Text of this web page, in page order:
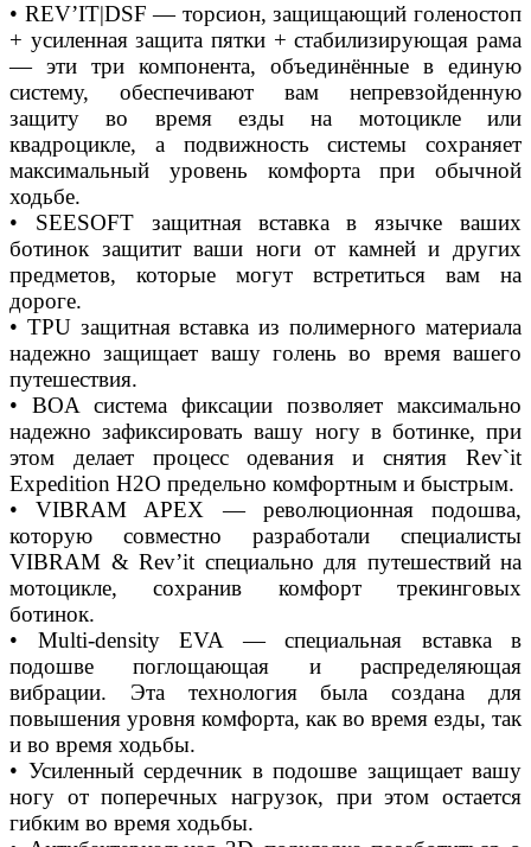
• REV’IT|DSF — торсион, защищающий голеностоп
+ усиленная защита пятки + стабилизирующая рама
— эти три компонента, объединённые в единую
систему, обеспечивают вам непревзойденную
защиту во время езды на мотоцикле или
квадроцикле, а подвижность системы сохраняет
максимальный уровень комфорта при обычной
ходьбе.
• SEESOFT защитная вставка в язычке ваших
ботинок защитит ваши ноги от камней и других
предметов, которые могут встретиться вам на
дороге.
• TPU защитная вставка из полимерного материала
надежно защищает вашу голень во время вашего
путешествия.
• BOA система фиксации позволяет максимально
надежно зафиксировать вашу ногу в ботинке, при
этом делает процесс одевания и снятия Rev`it
Expedition H2O предельно комфортным и быстрым.
• VIBRAM APEX — революционная подошва,
которую совместно разработали специалисты
VIBRAM & Rev’it специально для путешествий на
мотоцикле, сохранив комфорт трекинговых
ботинок.
• Multi-density EVA — специальная вставка в
подошве поглощающая и распределяющая
вибрации. Эта технология была создана для
повышения уровня комфорта, как во время езды, так
и во время ходьбы.
• Усиленный сердечник в подошве защищает вашу
ногу от поперечных нагрузок, при этом остается
гибким во время ходьбы.